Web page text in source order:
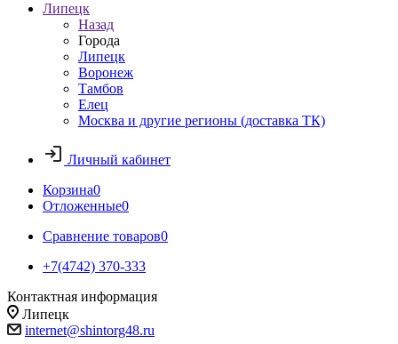
Липецк
Назад
Города
Липецк
Воронеж
Тамбов
Елец
Москва и другие регионы (доставка ТК)
Личный кабинет
Корзина0
Отложенные0
Сравнение товаров0
+7(4742) 370-333
Контактная информация
Липецк
internet@shintorg48.ru